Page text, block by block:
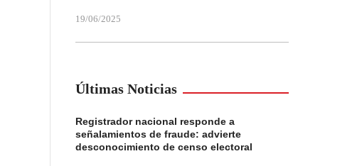
19/06/2025
Últimas Noticias
Registrador nacional responde a
señalamientos de fraude: advierte
desconocimiento de censo electoral